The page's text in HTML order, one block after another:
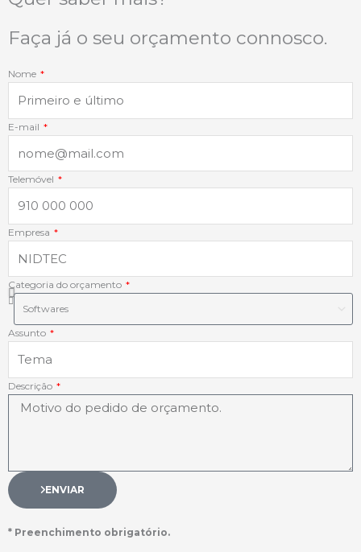
o
o
k
-
f
d
i
n
-
i
n
g
r
a
m
a
p
p
Faça já o seu orçamento connosco.
Nome
E-mail
Telemóvel
Empresa
Categoria do orçamento
Assunto
Descrição
ENVIAR
* Preenchimento obrigatório.